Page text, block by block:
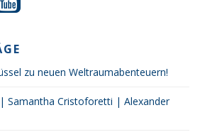
zu neuen Weltraumabenteuern!
Samantha Cristoforetti | Alexander